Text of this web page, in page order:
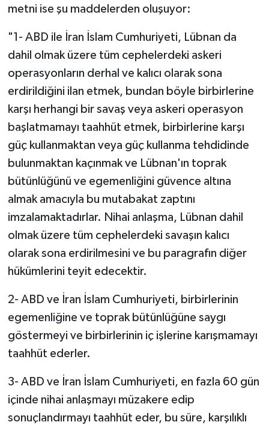
metni ise şu maddelerden oluşuyor:
"1- ABD ile İran İslam Cumhuriyeti, Lübnan da
dahil olmak üzere tüm cephelerdeki askeri
operasyonların derhal ve kalıcı olarak sona
erdirildiğini ilan etmek, bundan böyle birbirlerine
karşı herhangi bir savaş veya askeri operasyon
başlatmamayı taahhüt etmek, birbirlerine karşı
güç kullanmaktan veya güç kullanma tehdidinde
bulunmaktan kaçınmak ve Lübnan'ın toprak
bütünlüğünü ve egemenliğini güvence altına
almak amacıyla bu mutabakat zaptını
imzalamaktadırlar. Nihai anlaşma, Lübnan dahil
olmak üzere tüm cephelerdeki savaşın kalıcı
olarak sona erdirilmesini ve bu paragrafın diğer
hükümlerini teyit edecektir.
2- ABD ve İran İslam Cumhuriyeti, birbirlerinin
egemenliğine ve toprak bütünlüğüne saygı
göstermeyi ve birbirlerinin iç işlerine karışmamayı
taahhüt ederler.
3- ABD ve İran İslam Cumhuriyeti, en fazla 60 gün
içinde nihai anlaşmayı müzakere edip
sonuçlandırmayı taahhüt eder, bu süre, karşılıklı